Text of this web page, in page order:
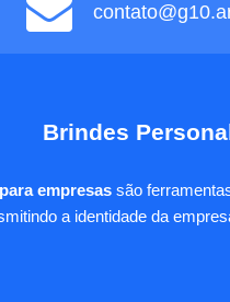
Brindes
empresassão
a identidade da